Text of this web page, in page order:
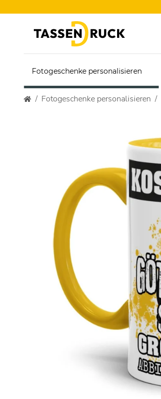
Fotogeschenke personalisieren
Fotogeschenke personalisieren